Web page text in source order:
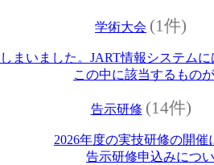
学術大会 (1件)
まいました。JART情報システム
この中に該当するもの
告示研修 (14件)
2026年度の実技研修の開催
告示研修申込みにつ